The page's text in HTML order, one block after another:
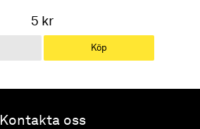
5 kr
Köp
Kontakta oss